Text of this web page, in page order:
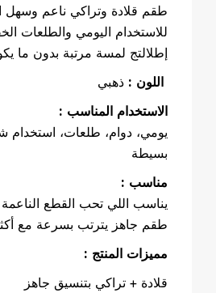
طقم قلادة وتراكي ناعم وسهل
للاستخدام اليومي والطلعات
إطلالتج لمسة مرتبة بدون ما
اللون :
: الاستخدام المناسب
يومي، دوام، طلعات، استخدام
بسيطة
: مناسب
يناسب اللي تحب القطع الناعمة
طقم جاهز يترتب بسرعة مع
: مميزات المنتج
قلادة + تراكي بتنسيق جاهز